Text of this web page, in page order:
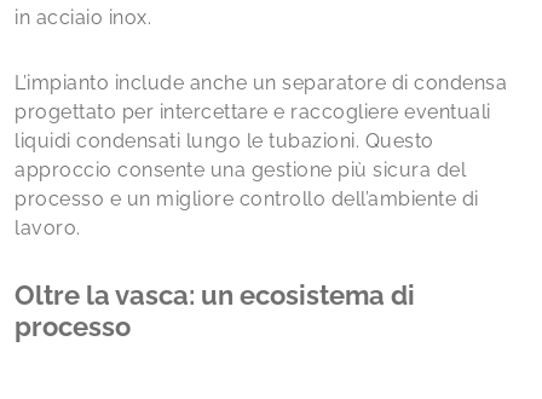
in acciaio inox.
L’impianto include anche un separatore di condensa
progettato per intercettare e raccogliere eventuali
liquidi condensati lungo le tubazioni. Questo
approccio consente una gestione più sicura del
processo e un migliore controllo dell’ambiente di
lavoro.
Oltre la vasca: un ecosistema di
processo